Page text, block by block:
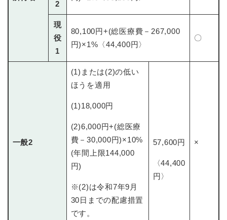
2
現
役
1
80,100円+(総医療費－267,000
円)×1%〈44,400円〉
〇
一般2
(1)または(2)の低い
ほうを適用
(1)18,000円
(2)6,000円+(総医療
費－30,000円)×10%
(年間上限144,000
円)
※(2)は令和7年9月
30日までの配慮措置
です。
57,600円
〈44,400
円〉
×